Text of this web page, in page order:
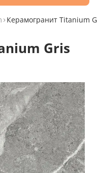
Керамогранит Titanium
Gris